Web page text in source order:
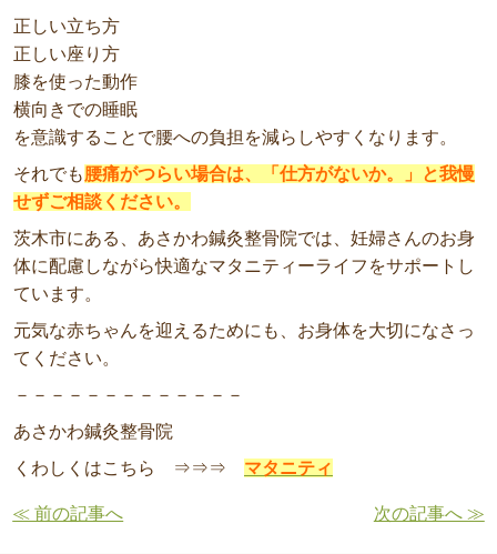
正しい立ち方
正しい座り方
膝を使った動作
横向きでの睡眠
を意識することで腰への負担を減らしやすくなります。
それでも腰痛がつらい場合は、「仕方がないか。」と我慢
せずご相談ください。
茨木市にある、あさかわ鍼灸整骨院では、妊婦さんのお身
体に配慮しながら快適なマタニティーライフをサポートし
ています。
元気な赤ちゃんを迎えるためにも、お身体を大切になさっ
てください。
－－－－－－－－－－－－－
あさかわ鍼灸整骨院
くわしくはこちら ⇒⇒⇒ マタニティ
≪ 前の記事へ 次の記事へ ≫